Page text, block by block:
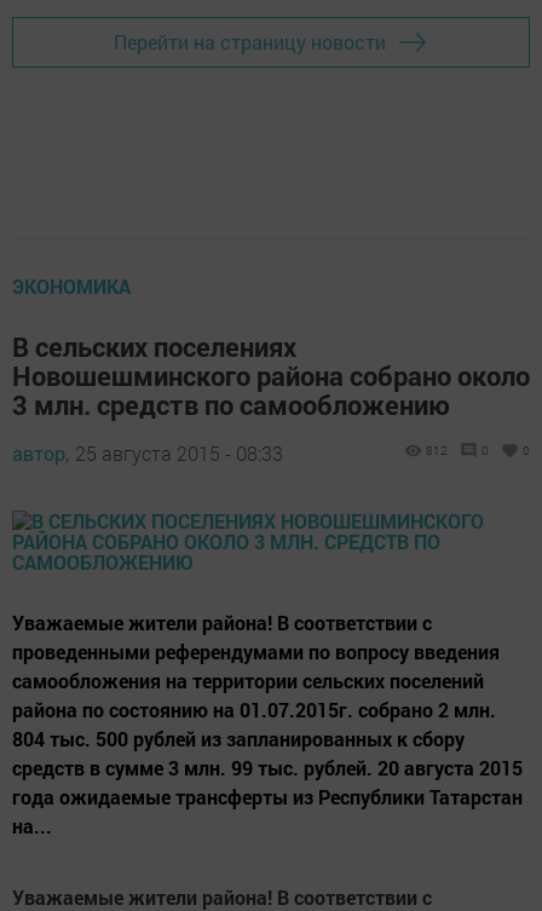
Перейти на страницу новости
ЭКОНОМИКА
В сельских поселениях
Новошешминского района собрано около
3 млн. средств по самообложению
автор, 25 августа 2015 - 08:33 812 0 0
Уважаемые жители района! В соответствии с
проведенными референдумами по вопросу введения
самообложения на территории сельских поселений
района по состоянию на 01.07.2015г. собрано 2 млн.
804 тыс. 500 рублей из запланированных к сбору
средств в сумме 3 млн. 99 тыс. рублей. 20 августа 2015
года ожидаемые трансферты из Республики Татарстан
на...
Уважаемые жители района! В соответствии с